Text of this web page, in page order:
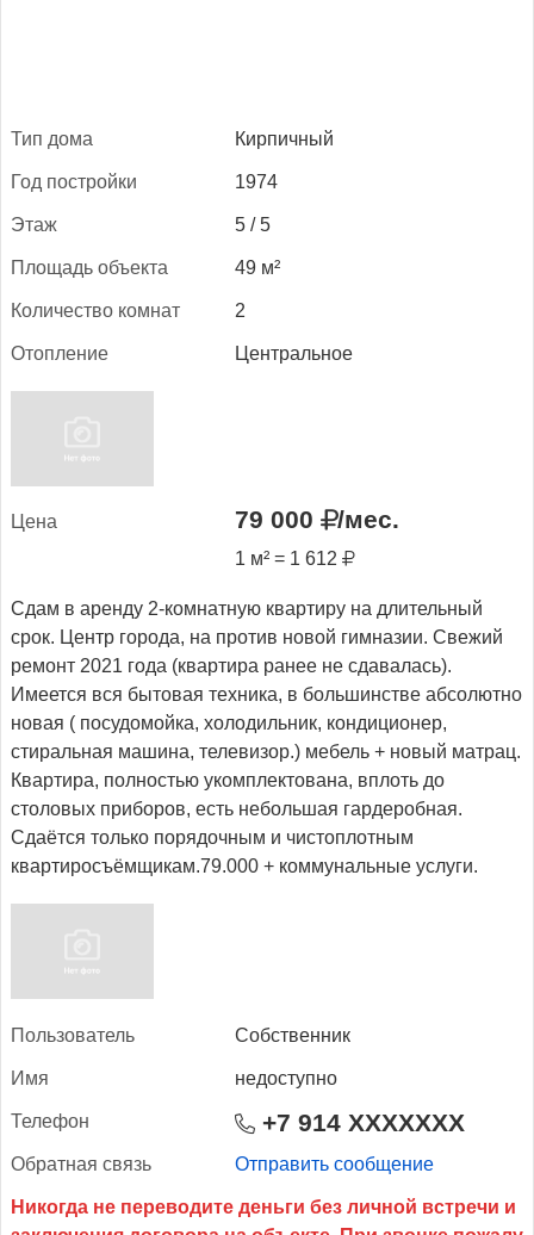
Тип до­ма Кирпичный
Год пос­трой­ки 1974
Этаж 5 / 5
Пло­щадь объ­ек­та 49 м²
Ко­личес­тво ком­нат 2
Отоп­ле­ние Центральное
Це­на 79 000 /мес.
1 м² = 1 612
Сдам в аренду 2-комнатную квартиру на длительный
срок. Центр города, на против новой гимназии. Свежий
ремонт 2021 года (квартира ранее не сдавалась).
Имеется вся бытовая техника, в большинстве абсолютно
новая ( посудомойка, холодильник, кондиционер,
стиральная машина, телевизор.) мебель + новый матрац.
Квартира, полностью укомплектована, вплоть до
столовых приборов, есть небольшая гардеробная.
Сдаётся только порядочным и чистоплотным
квартиросъёмщикам.79.000 + коммунальные услуги.
Поль­зо­ватель Собственник
Имя недоступно
Те­лефон +7 914 XXXXXXX
Об­ратная связь Отправить сообщение